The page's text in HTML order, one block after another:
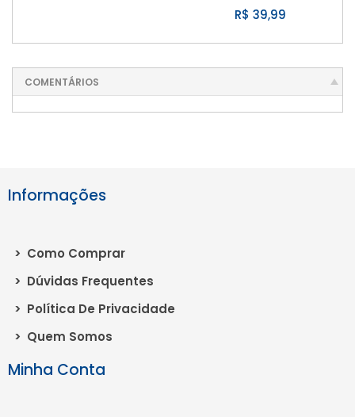
R$ 39,99
COMENTÁRIOS
Informações
> Como Comprar
> Dúvidas Frequentes
> Política De Privacidade
> Quem Somos
Minha Conta